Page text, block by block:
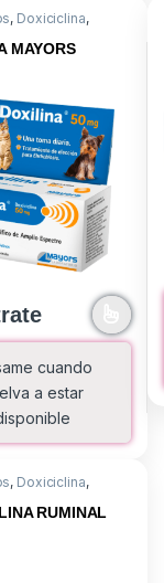
, Doxiciclina,
MAYORS
cuando
a estar
, Doxiciclina,
RUMINAL